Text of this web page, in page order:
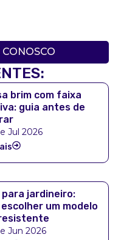
CONOSCO
brim com faixa
guia antes de
Jul 2026
para jardineiro:
um modelo
Jun 2026